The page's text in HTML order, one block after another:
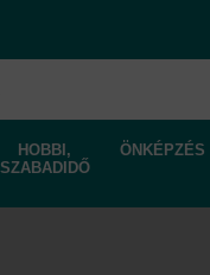
HOBBI,
SZABADIDŐ
ÖNKÉPZÉS